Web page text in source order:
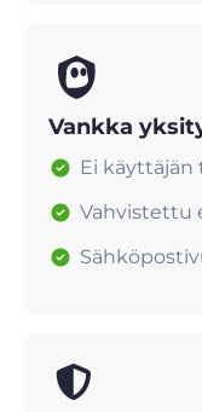
Vankka
Ei käyttäjän
Vahvistettu